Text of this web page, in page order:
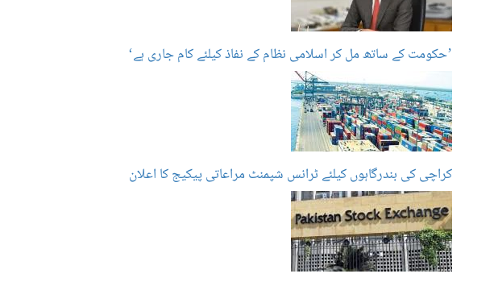
’حکومت کے ساتھ مل کر اسلامی نظام کے نفاذ کیلئے کام جاری ہے‘
کراچی کی بندرگاہوں کیلئے ٹرانس شپمنٹ مراعاتی پیکیج کا اعلان